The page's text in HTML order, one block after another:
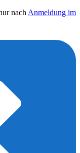
nach Anmeldung im